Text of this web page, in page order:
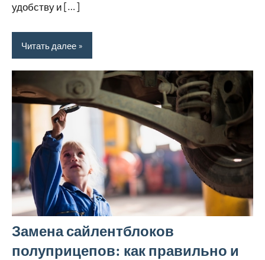
удобству и […]
Читать далее
Замена сайлентблоков
полуприцепов: как правильно и